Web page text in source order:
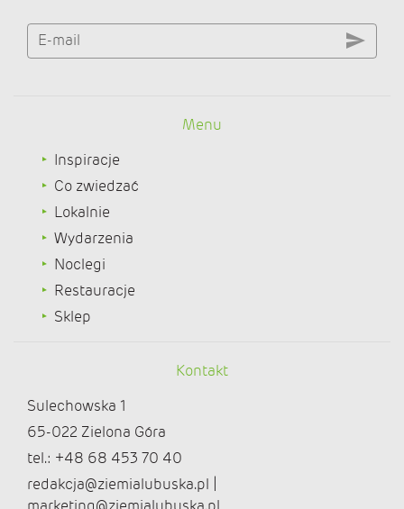
E-mail
Menu
Inspiracje
Co zwiedzać
Lokalnie
Wydarzenia
Noclegi
Restauracje
Sklep
Kontakt
Sulechowska 1
65-022 Zielona Góra
tel.: +48 68 453 70 40
redakcja@ziemialubuska.pl |